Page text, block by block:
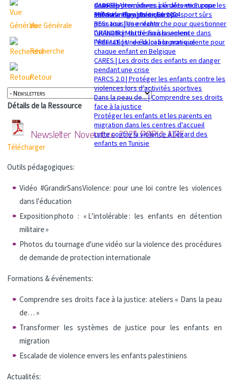
sexuelle
Mémorandum politique 2024
dans les procédures pénales en Europe
360 Safe Play | Des clubs de sport sûrs
pour tous les enfants
GRANDIR | Mettre fin à la violence dans
l’éducation : de la loi à la pratique
CADRE | Alternatives à la détention pour les
enfants migrants en Europe
RESsaisir | Une recherche pour questionner
l'utilisation du déssaisissement
PREFACE | Une éducation non-violente pour
chaque enfant en Belgique
CARES | Les droits des enfants en danger
pendant une crise
PARCS 2.0 | Protéger les enfants contre les
violences lors d’activités sportives
Dans la peau de... | Comprendre ses droits
face à la justice
Protéger les enfants et les parents en
migration dans les centres d'accueil
Lutte contre la violence à l'égard des
enfants en Tunisie
Vue Générale
Recherche
Retour
Détails de la Ressource
Newsletter Novembre 2023POPULAIRE
Télécharger
Outils pédagogiques:
Vidéo #GrandirSansViolence: pour une loi contre les violences
dans l'éducation
Exposition photo : « L’intolérable : les enfants en détention
militaire »
Photos du tournage d'une vidéo sur la violence des procédures
de demande de protection internationale
Formations & événements:
Comprendre ses droits face à la justice: ateliers « Dans la peau
de… »
Transformer les systèmes de justice pour les enfants en
migration
Escalade de violence envers les enfants palestiniens
Actualités: